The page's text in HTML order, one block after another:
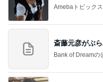
Amebaトピックス
斎藤元彦がぶ
Bank of Dreamの